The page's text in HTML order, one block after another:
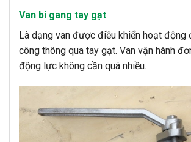
Van bi gang tay gạt
Là dạng van được điều khiển hoạt động
công thông qua tay gạt. Van vận hành
động lực không cần quá nhiều.